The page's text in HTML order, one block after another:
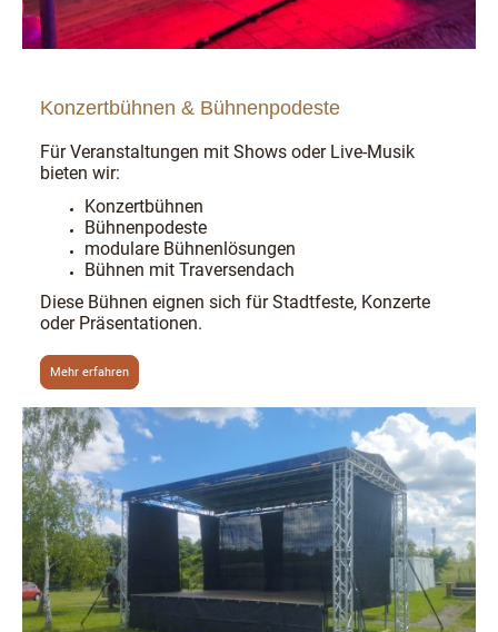
Konzertbühnen & Bühnenpodeste
Für Veranstaltungen mit Shows oder Live-Musik
bieten wir:
Konzertbühnen
Bühnenpodeste
modulare Bühnenlösungen
Bühnen mit Traversendach
Diese Bühnen eignen sich für Stadtfeste, Konzerte
oder Präsentationen.
Mehr erfahren